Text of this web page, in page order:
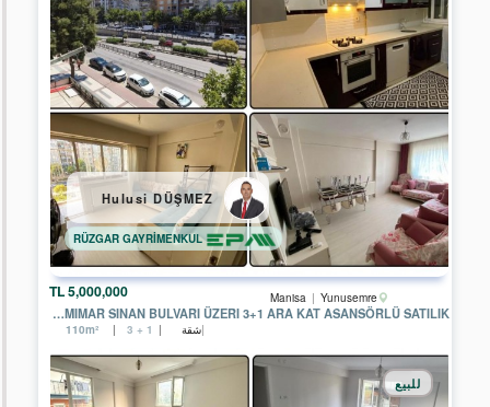
TEMSİLCİLİĞİ
EPA
ÜMİTKÖY
TEMSİLCİLİĞİ
EPA
ÇAYYOLU
TEMSİLCİLİĞİ
EPA
PUSULA
ERYAMAN
TEMSİLCİLİĞİ
EPA
GENEL
MÜDÜRLÜK
EPA
A.Ş.
CENGİZ
EREN
EMLAK
5,000,000 TL Manisa Yunusemre
MANISA MIMAR SINAN BULVARI ÜZERI 3+1 ARA KAT ASANSÖRLÜ SATILIK
شقة 110m² 3 + 1
RÜZGAR GAYRİMENKUL
Hulusi DÜŞMEZ
للبيع